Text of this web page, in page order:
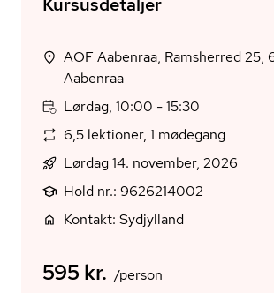
AOF Aabenraa, Ramsherred 25,
Aabenraa
Lørdag, 10:00 - 15:30
6,5 lektioner, 1 mødegang
Lørdag 14. november, 2026
Hold nr.: 9626214002
Kontakt: Sydjylland
595 kr. /person